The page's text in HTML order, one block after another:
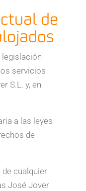
de
legislación
servicios
S.L. y, en
a las leyes
de
cualquier
José Jover